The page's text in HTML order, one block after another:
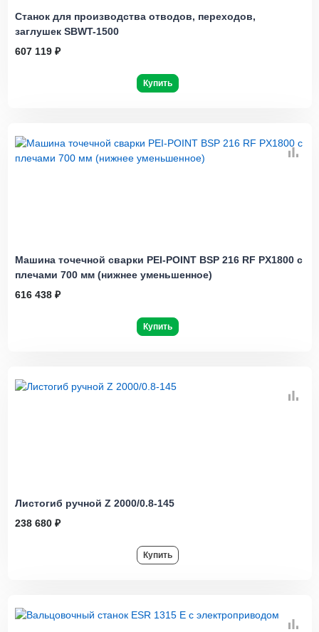
Станок для производства отводов, переходов,
заглушек SBWT-1500
607 119 ₽
Купить
Машина точечной сварки PEI-POINT BSP 216 RF PX1800 с
плечами 700 мм (нижнее уменьшенное)
616 438 ₽
Купить
Листогиб ручной Z 2000/0.8-145
238 680 ₽
Купить